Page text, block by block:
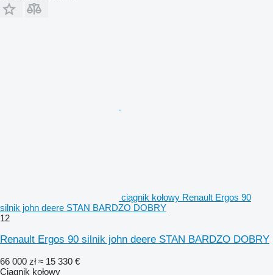
ciągnik kołowy Renault Ergos 90
silnik john deere STAN BARDZO DOBRY
12
Renault Ergos 90 silnik john deere STAN BARDZO DOBRY
66 000 zł ≈ 15 330 €
Ciągnik kołowy